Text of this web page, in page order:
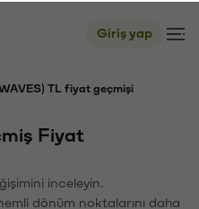
Giriş yap
TL fiyat geçmişi
Fiyat
inceleyin.
dönüm noktalarını daha